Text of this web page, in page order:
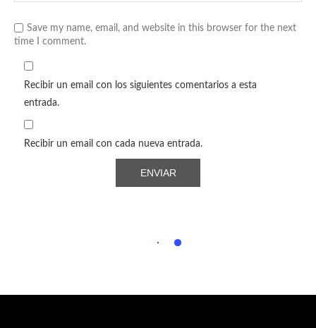
Save my name, email, and website in this browser for the next
time I comment.
Recibir un email con los siguientes comentarios a esta
entrada.
Recibir un email con cada nueva entrada.